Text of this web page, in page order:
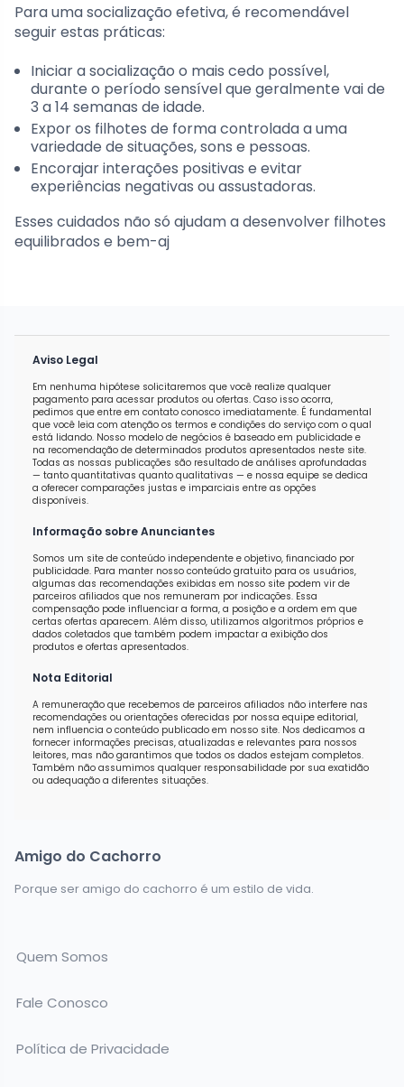
Para uma socialização efetiva, é recomendável
seguir estas práticas:
Iniciar a socialização o mais cedo possível,
durante o período sensível que geralmente vai de
3 a 14 semanas de idade.
Expor os filhotes de forma controlada a uma
variedade de situações, sons e pessoas.
Encorajar interações positivas e evitar
experiências negativas ou assustadoras.
Esses cuidados não só ajudam a desenvolver filhotes
equilibrados e bem-aj
Aviso Legal
Em nenhuma hipótese solicitaremos que você realize qualquer
pagamento para acessar produtos ou ofertas. Caso isso ocorra,
pedimos que entre em contato conosco imediatamente. É fundamental
que você leia com atenção os termos e condições do serviço com o qual
está lidando. Nosso modelo de negócios é baseado em publicidade e
na recomendação de determinados produtos apresentados neste site.
Todas as nossas publicações são resultado de análises aprofundadas
— tanto quantitativas quanto qualitativas — e nossa equipe se dedica
a oferecer comparações justas e imparciais entre as opções
disponíveis.
Informação sobre Anunciantes
Somos um site de conteúdo independente e objetivo, financiado por
publicidade. Para manter nosso conteúdo gratuito para os usuários,
algumas das recomendações exibidas em nosso site podem vir de
parceiros afiliados que nos remuneram por indicações. Essa
compensação pode influenciar a forma, a posição e a ordem em que
certas ofertas aparecem. Além disso, utilizamos algoritmos próprios e
dados coletados que também podem impactar a exibição dos
produtos e ofertas apresentados.
Nota Editorial
A remuneração que recebemos de parceiros afiliados não interfere nas
recomendações ou orientações oferecidas por nossa equipe editorial,
nem influencia o conteúdo publicado em nosso site. Nos dedicamos a
fornecer informações precisas, atualizadas e relevantes para nossos
leitores, mas não garantimos que todos os dados estejam completos.
Também não assumimos qualquer responsabilidade por sua exatidão
ou adequação a diferentes situações.
Amigo do Cachorro
Porque ser amigo do cachorro é um estilo de vida.
Quem Somos
Fale Conosco
Política de Privacidade